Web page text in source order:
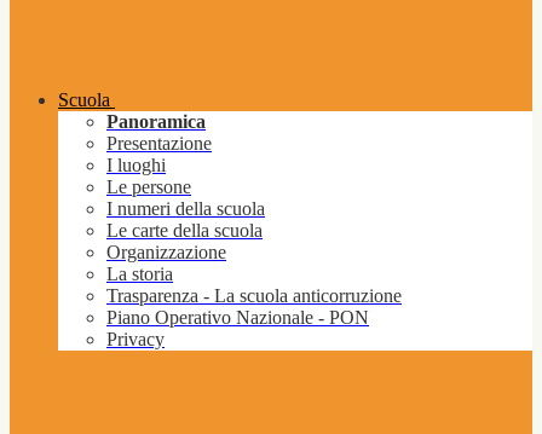
Scuola
Panoramica
Presentazione
I luoghi
Le persone
I numeri della scuola
Le carte della scuola
Organizzazione
La storia
Trasparenza - La scuola anticorruzione
Piano Operativo Nazionale - PON
Privacy